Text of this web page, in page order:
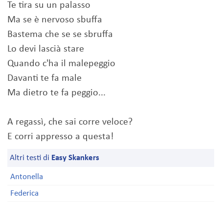
Te tira su un palasso
Ma se è nervoso sbuffa
Bastema che se se sbruffa
Lo devi lascià stare
Quando c'ha il malepeggio
Davanti te fa male
Ma dietro te fa peggio...
A regassì, che sai corre veloce?
E corri appresso a questa!
Altri testi di Easy Skankers
Antonella
Federica